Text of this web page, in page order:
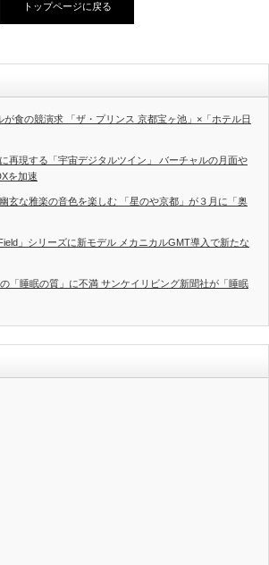
トップページに戻る
食の競演求 「ザ・プリンス 京都宝ヶ池」×「ホテル日
再現する「宇宙デジタルツイン」 バーチャルの月面や
を加速
玄な雅楽の音色を楽しむ 「星のや京都」が３月に「奥
」シリーズに新モデル メカニカルGMT導入で新たな
「睡眠の質」に不満 サンケイリビング新聞社が「睡眠